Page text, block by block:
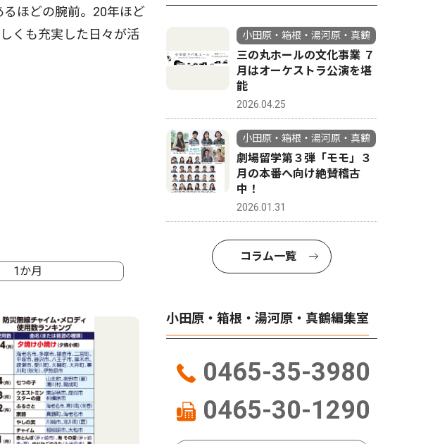
ほどの腕前。20年ほど
くも充実した日々が活
1か月
4
小田原・箱根・湯河原・真鶴
三の丸ホールの文化事業 ７
月はオーケストラ公演を堪
能
2026.04.25
小田原・箱根・湯河原・真鶴
劇場留学第３弾「モモ」３
月の本番へ向け絶賛稽古
中！
2026.01.31
コラム一覧
小田原・箱根・湯河原・真鶴編集室
0465-35-3980
0465-30-1290